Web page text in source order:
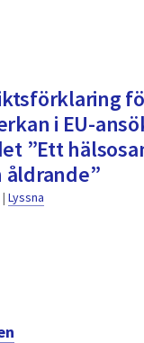
i EU-
”Ett
åldrande”
Lyssna